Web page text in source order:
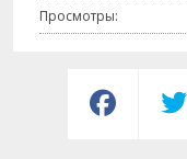
Просмотры: